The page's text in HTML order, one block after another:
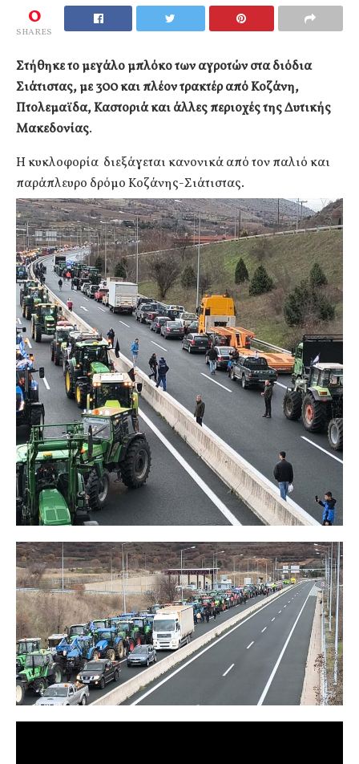
0
SHARES
Στήθηκε το μεγάλο μπλόκο των αγροτών στα διόδια
Σιάτιστας, με 300 και πλέον τρακτέρ από Κοζάνη,
Πτολεμαϊδα, Καστοριά και άλλες περιοχές της Δυτικής
Μακεδονίας.
Η κυκλοφορία διεξάγεται κανονικά από τον παλιό και
παράπλευρο δρόμο Κοζάνης-Σιάτιστας.